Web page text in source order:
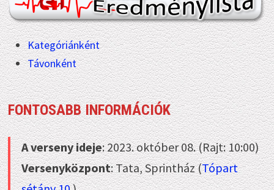
Kategóriánként
Távonként
FONTOSABB INFORMÁCIÓK
A verseny ideje: 2023. október 08. (Rajt: 10:00)
Versenyközpont: Tata, Sprintház (Tópart